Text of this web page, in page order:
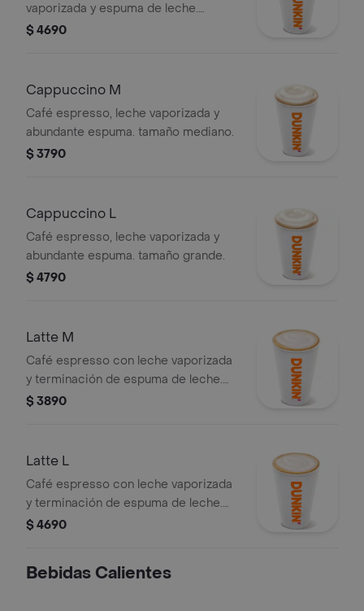
vaporizada y espuma de leche.
tamaño grande.
$ 4690
Cappuccino M
Café espresso, leche vaporizada y
abundante espuma. tamaño mediano.
$ 3790
Cappuccino L
Café espresso, leche vaporizada y
abundante espuma. tamaño grande.
$ 4790
Latte M
Café espresso con leche vaporizada
y terminación de espuma de leche.
tamaño mediano.
$ 3890
Latte L
Café espresso con leche vaporizada
y terminación de espuma de leche.
tamaño grande.
$ 4690
Bebidas Calientes